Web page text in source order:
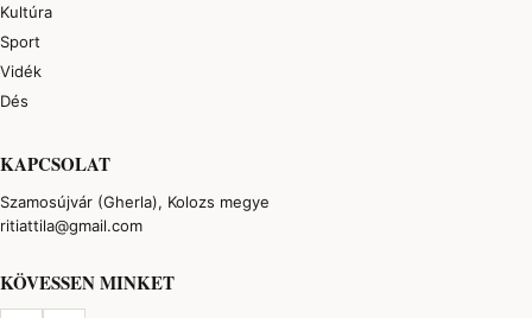
Kultúra
Sport
Vidék
Dés
KAPCSOLAT
Szamosújvár (Gherla), Kolozs megye
ritiattila@gmail.com
KÖVESSEN MINKET